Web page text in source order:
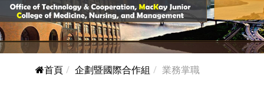
首頁 企劃暨國際合作組 業務掌職